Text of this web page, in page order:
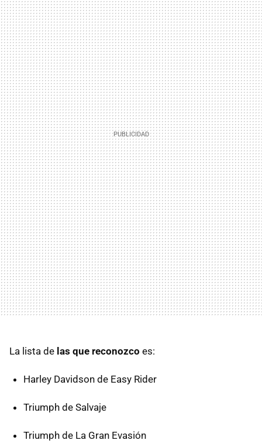
La lista de las que reconozco es:
Harley Davidson de Easy Rider
Triumph de Salvaje
Triumph de La Gran Evasión